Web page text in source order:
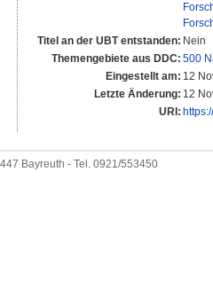
Titel an der UBT entstanden: Nein
Themengebiete aus DDC: 500
Eingestellt am: 12
Letzte Änderung: 12
URI:
Bayreuth - Tel. 0921/553450